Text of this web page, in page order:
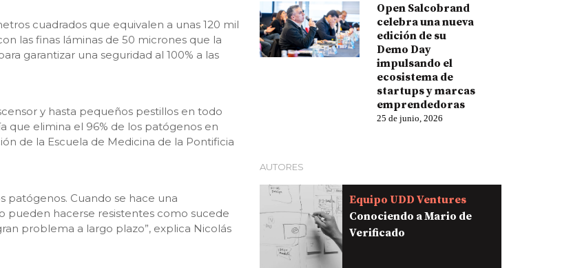
cuadrados que equivalen a unas 120 mil
las finas láminas de 50 micrones que la
garantizar una seguridad al 100% a las
y hasta pequeños pestillos en todo
que elimina el 96% de los patógenos en
de la Escuela de Medicina de la Pontificia
patógenos. Cuando se hace una
pueden hacerse resistentes como sucede
problema a largo plazo”, explica Nicolás
Open Salcobrand
celebra una nueva
edición de su
Demo Day
impulsando el
ecosistema de
startups y marcas
emprendedoras
25 de junio, 2026
AUTORES
Equipo UDD Ventures
Conociendo a Mario de
Verificado